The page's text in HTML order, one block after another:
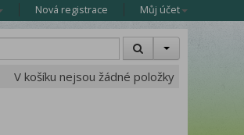
Nová registrace Můj účet
V košíku nejsou žádné položky